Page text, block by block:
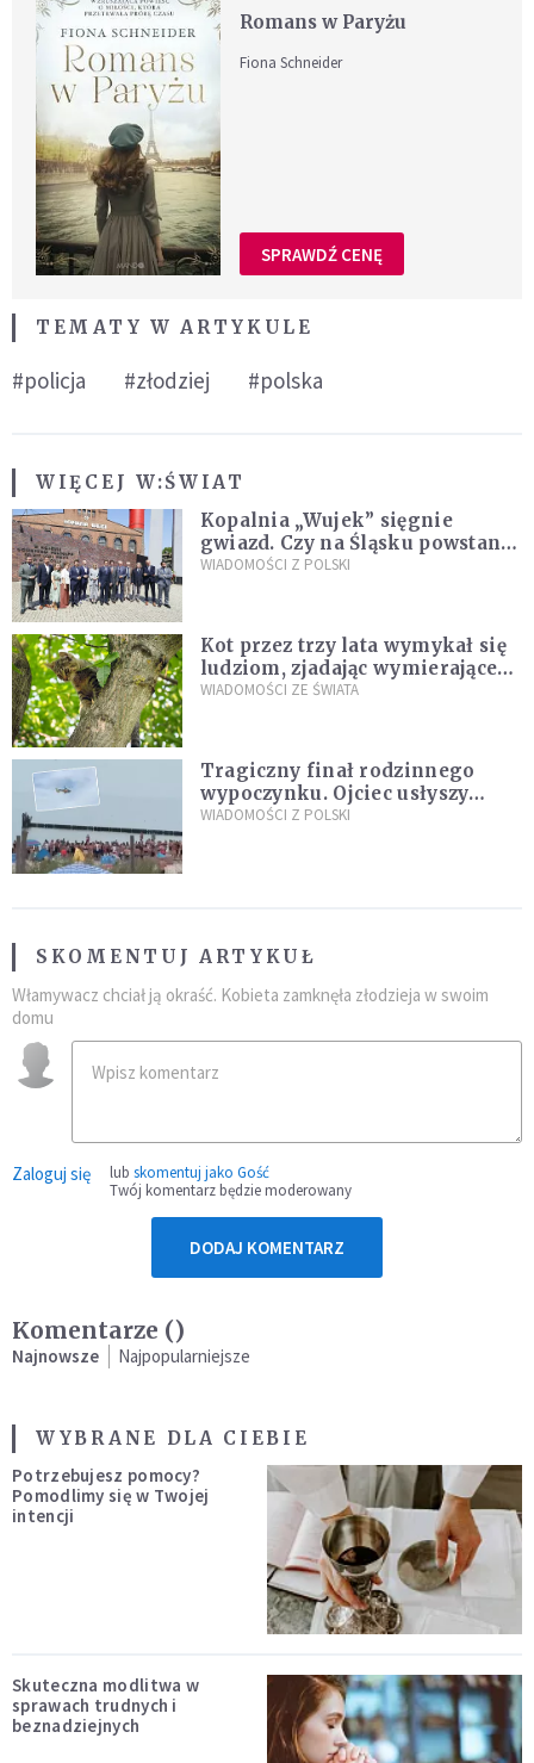
Romans w Paryżu
Fiona Schneider
SPRAWDŹ CENĘ
TEMATY W ARTYKULE
#policja #złodziej #polska
WIĘCEJ W:ŚWIAT
Kopalnia „Wujek” sięgnie
gwiazd. Czy na Śląsku powstanie
„Dolina Krzemowa”?
WIADOMOŚCI Z POLSKI
Kot przez trzy lata wymykał się
ludziom, zjadając wymierające
kaczki. W końcu popełnił
WIADOMOŚCI ZE ŚWIATA
Tragiczny finał rodzinnego
wypoczynku. Ojciec usłyszy
zarzuty
WIADOMOŚCI Z POLSKI
SKOMENTUJ ARTYKUŁ
Włamywacz chciał ją okraść. Kobieta zamknęła złodzieja w swoim
domu
Zaloguj się lub skomentuj jako Gość
Twój komentarz będzie moderowany
DODAJ KOMENTARZ
Komentarze ()
Najnowsze Najpopularniejsze
WYBRANE DLA CIEBIE
Potrzebujesz pomocy?
Pomodlimy się w Twojej
intencji
Skuteczna modlitwa w
sprawach trudnych i
beznadziejnych